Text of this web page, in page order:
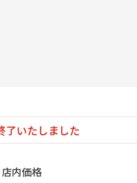
いたしました
店内価格